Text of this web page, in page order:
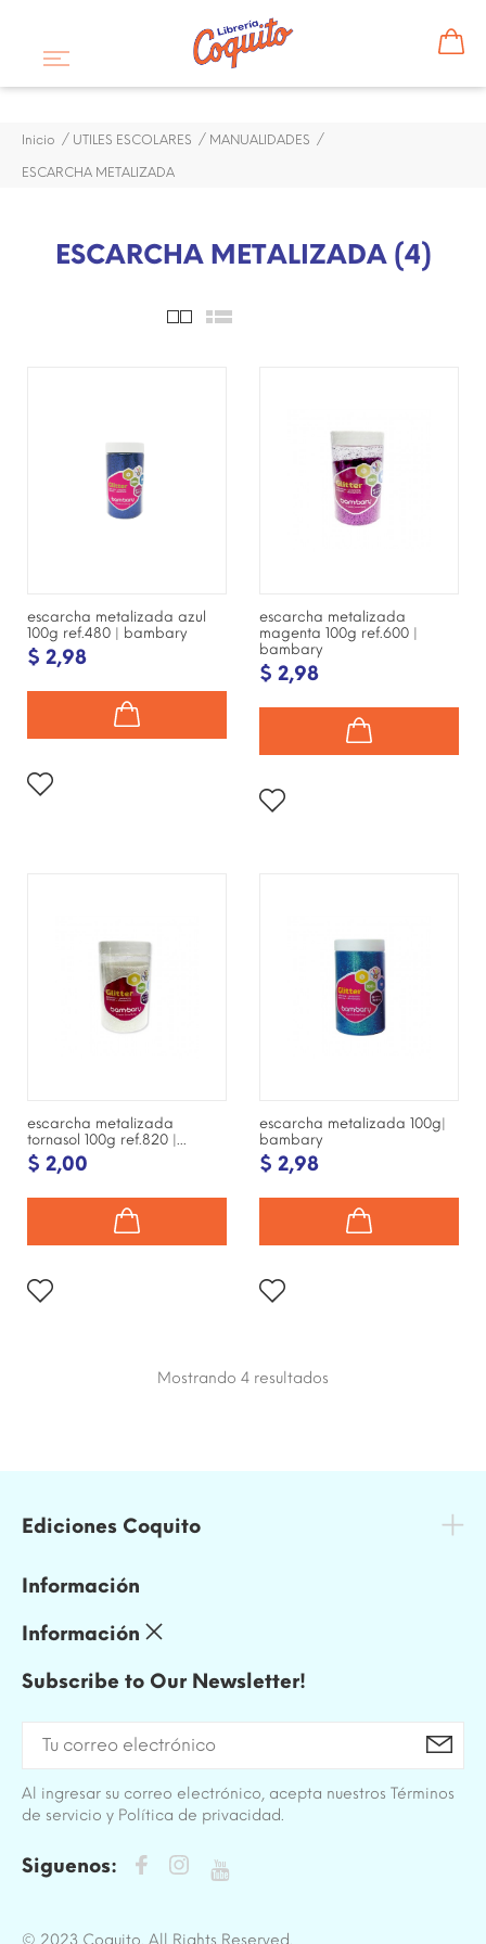
Inicio UTILES ESCOLARES MANUALIDADES
ESCARCHA METALIZADA
ESCARCHA METALIZADA (4)
escarcha metalizada azul
100g ref.480 | bambary
$ 2,98
escarcha metalizada
magenta 100g ref.600 |
bambary
$ 2,98
escarcha metalizada
tornasol 100g ref.820 |...
$ 2,00
escarcha metalizada 100g|
bambary
$ 2,98
Mostrando 4 resultados
Ediciones Coquito
Información
Información
Subscribe to Our Newsletter!
Al ingresar su correo electrónico, acepta nuestros Términos
de servicio y Política de privacidad.
Siguenos:
© 2023 Coquito. All Rights Reserved.